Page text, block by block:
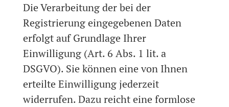
Die Verarbeitung der bei der
Registrierung eingegebenen Daten
erfolgt auf Grundlage Ihrer
Einwilligung (Art. 6 Abs. 1 lit. a
DSGVO). Sie können eine von Ihnen
erteilte Einwilligung jederzeit
widerrufen. Dazu reicht eine formlose